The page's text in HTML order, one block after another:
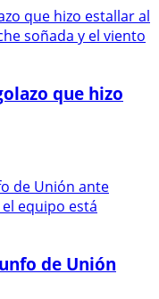
que hizo
de Unión